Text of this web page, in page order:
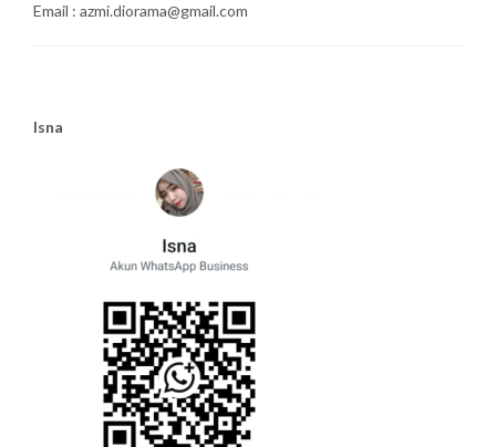
Email : azmi.diorama@gmail.com
Isna